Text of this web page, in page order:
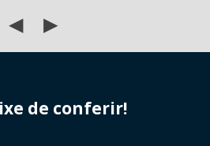
◀ ▶
de conferir!